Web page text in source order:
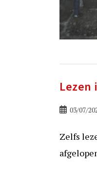
Bericht
03/07/
Zelfs